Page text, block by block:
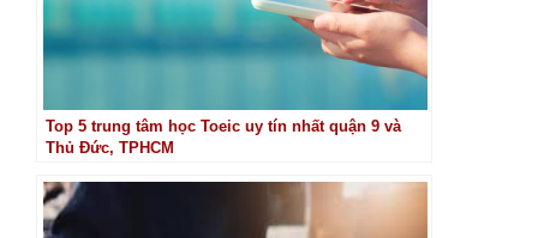
Top 5 trung tâm học Toeic uy tín nhất quận 9 và
Thủ Đức, TPHCM